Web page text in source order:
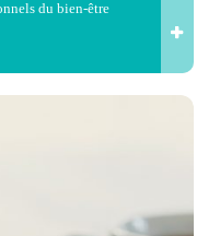
du bien-être